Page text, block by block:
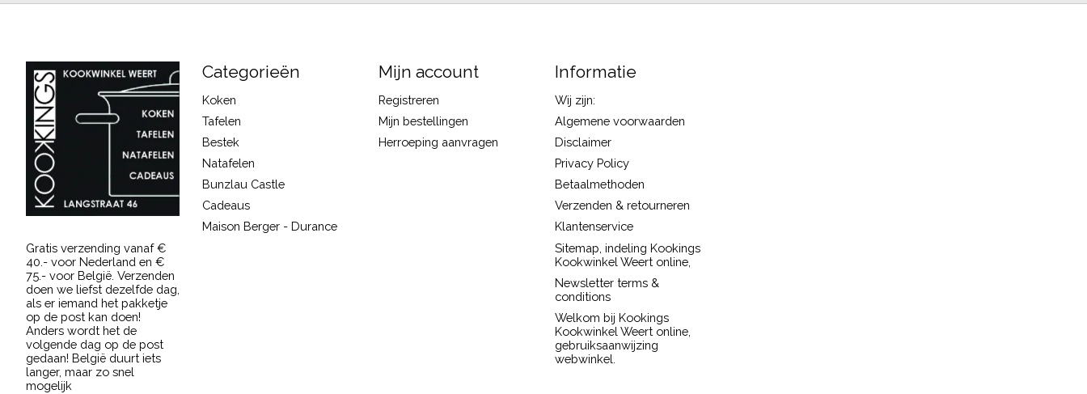
Gratis verzending vanaf €
40.- voor Nederland en €
75.- voor België. Verzenden
doen we liefst dezelfde dag,
als er iemand het pakketje
op de post kan doen!
Anders wordt het de
volgende dag op de post
gedaan! België duurt iets
langer, maar zo snel
mogelijk
Categorieën
Koken
Tafelen
Bestek
Natafelen
Bunzlau Castle
Cadeaus
Maison Berger - Durance
Mijn account
Registreren
Mijn bestellingen
Herroeping aanvragen
Informatie
Wij zijn:
Algemene voorwaarden
Disclaimer
Privacy Policy
Betaalmethoden
Verzenden & retourneren
Klantenservice
Sitemap, indeling Kookings
Kookwinkel Weert online,
Newsletter terms &
conditions
Welkom bij Kookings
Kookwinkel Weert online,
gebruiksaanwijzing
webwinkel.